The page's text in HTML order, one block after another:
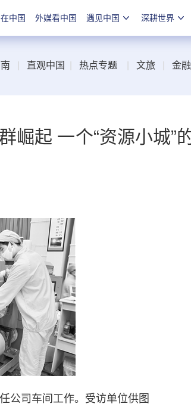
中国 外媒看中国 遇见中国 深耕世界
直观中国 热点专题 文旅 金融
崛起 一个“资源小城”
公司车间工作。受访单位供图